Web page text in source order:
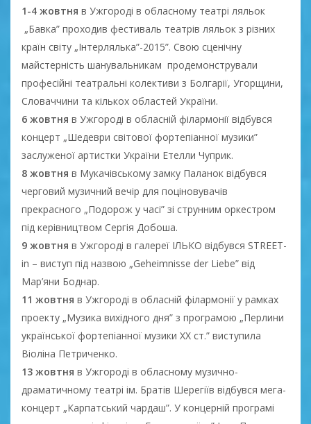
1-4 жовтня в Ужгороді в обласному театрі ляльок
„Бавка” проходив фестиваль театрів ляльок з різних
країн світу „Інтерлялька”-2015”. Свою сценічну
майстерність шанувальникам продемонстрували
професійні театральні колективи з Болгарії, Угорщини,
Словаччини та кількох областей України.
6 жовтня в Ужгороді в обласній філармонії відбувся
концерт „Шедеври світової фортепіанної музики”
заслуженої артистки України Етелли Чуприк.
8 жовтня в Мукачівському замку Паланок відбувся
черговий музичний вечір для поціновувачів
прекрасного „Подорож у часі” зі струнним оркестром
під керівництвом Сергія Добоша.
9 жовтня в Ужгороді в галереї ІЛЬКО відбувся STREET-
in – виступ під назвою „Geheimnisse der Liebe” від
Мар’яни Боднар.
11 жовтня в Ужгороді в обласній філармонії у рамках
проекту „Музика вихідного дня” з програмою „Перлини
української фортепіанної музики XX ст.” виступила
Віоліна Петриченко.
13 жовтня в Ужгороді в обласному музично-
драматичному театрі ім. Братів Шерегіїв відбувся мега-
концерт „Карпатський чардаш”. У концерній програмі